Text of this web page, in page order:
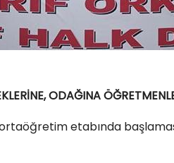
ODAĞINA
etabında